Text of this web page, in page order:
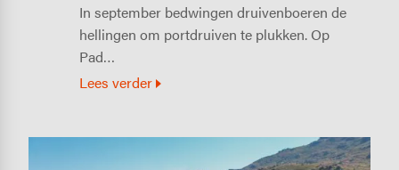
In september bedwingen druivenboeren de
hellingen om portdruiven te plukken. Op
Pad…
Lees verder